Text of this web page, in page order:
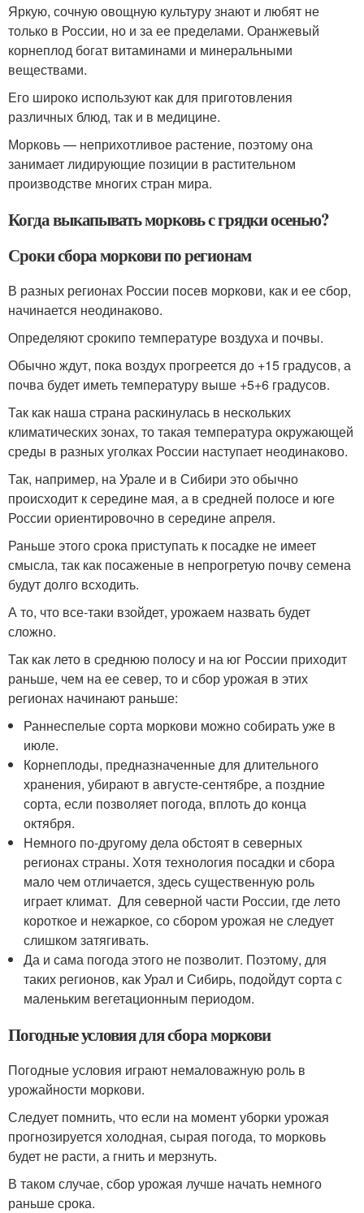
Яркую, сочную овощную культуру знают и любят не
только в России, но и за ее пределами. Оранжевый
корнеплод богат витаминами и минеральными
веществами.
Его широко используют как для приготовления
различных блюд, так и в медицине.
Морковь — неприхотливое растение, поэтому она
занимает лидирующие позиции в растительном
производстве многих стран мира.
Когда выкапывать морковь с грядки осенью?
Сроки сбора моркови по регионам
В разных регионах России посев моркови, как и ее сбор,
начинается неодинаково.
Определяют срокипо температуре воздуха и почвы.
Обычно ждут, пока воздух прогреется до +15 градусов, а
почва будет иметь температуру выше +5+6 градусов.
Так как наша страна раскинулась в нескольких
климатических зонах, то такая температура окружающей
среды в разных уголках России наступает неодинаково.
Так, например, на Урале и в Сибири это обычно
происходит к середине мая, а в средней полосе и юге
России ориентировочно в середине апреля.
Раньше этого срока приступать к посадке не имеет
смысла, так как посаженые в непрогретую почву семена
будут долго всходить.
А то, что все-таки взойдет, урожаем назвать будет
сложно.
Так как лето в среднюю полосу и на юг России приходит
раньше, чем на ее север, то и сбор урожая в этих
регионах начинают раньше:
Раннеспелые сорта моркови можно собирать уже в
июле.
Корнеплоды, предназначенные для длительного
хранения, убирают в августе-сентябре, а поздние
сорта, если позволяет погода, вплоть до конца
октября.
Немного по-другому дела обстоят в северных
регионах страны. Хотя технология посадки и сбора
мало чем отличается, здесь существенную роль
играет климат. Для северной части России, где лето
короткое и нежаркое, со сбором урожая не следует
слишком затягивать.
Да и сама погода этого не позволит. Поэтому, для
таких регионов, как Урал и Сибирь, подойдут сорта с
маленьким вегетационным периодом.
Погодные условия для сбора моркови
Погодные условия играют немаловажную роль в
урожайности моркови.
Следует помнить, что если на момент уборки урожая
прогнозируется холодная, сырая погода, то морковь
будет не расти, а гнить и мерзнуть.
В таком случае, сбор урожая лучше начать немного
раньше срока.